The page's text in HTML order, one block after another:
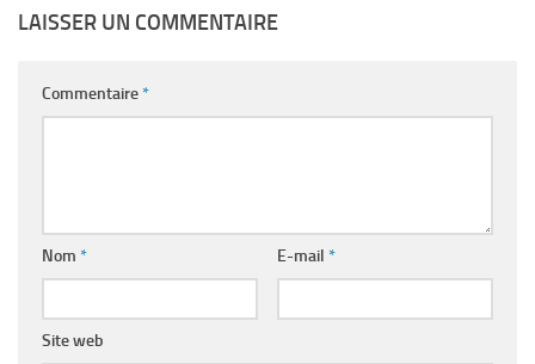
LAISSER UN COMMENTAIRE
Commentaire*
Nom * E-mail *
Site web